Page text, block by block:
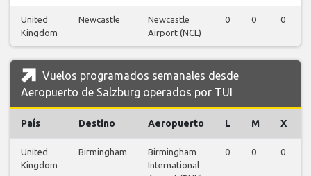
United
Kingdom
Newcastle
Newcastle
Airport (NCL)
0 0 0
Vuelos programados semanales desde
Aeropuerto de Salzburg operados por TUI
País Destino Aeropuerto L M X
United
Kingdom
Birmingham
Birmingham
International
0 0 0